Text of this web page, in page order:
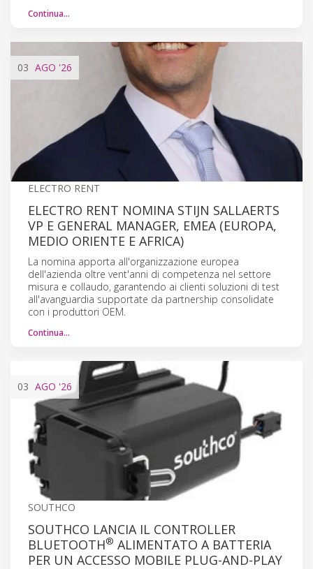
Continua…
03 AGO '26
ELECTRO RENT
ELECTRO RENT NOMINA STIJN SALLAERTS
VP E GENERAL MANAGER, EMEA (EUROPA,
MEDIO ORIENTE E AFRICA)
La nomina apporta all'organizzazione europea
dell'azienda oltre vent'anni di competenza nel settore
misura e collaudo, garantendo ai clienti soluzioni di test
all'avanguardia supportate da partnership consolidate
con i produttori OEM.
Continua…
03 AGO '26
SOUTHCO
SOUTHCO LANCIA IL CONTROLLER
BLUETOOTH® ALIMENTATO A BATTERIA
PER UN ACCESSO MOBILE PLUG-AND-PLAY